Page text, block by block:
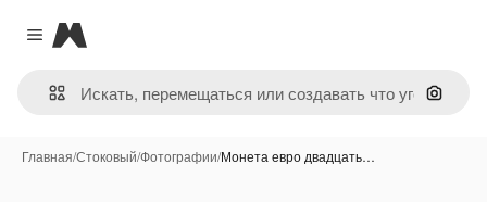
Close menu
Magnific
Поиск
Главная/Стоковый/Фотографии/Монета евро двадцать…